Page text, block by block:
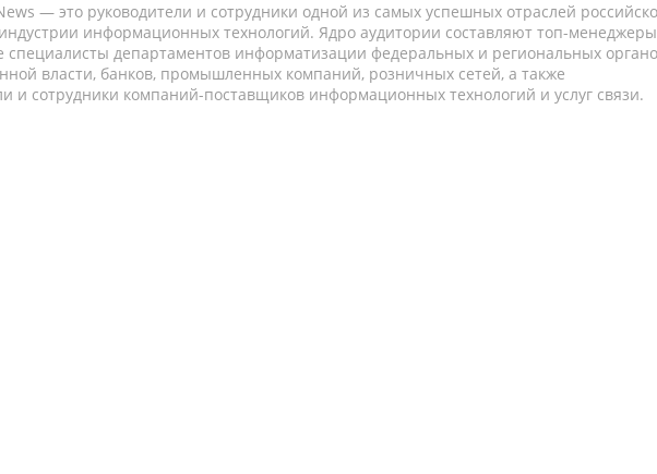
— это руководители и сотрудники одной из самых успешных отраслей
информационных технологий. Ядро аудитории составляют топ-
специалисты департаментов информатизации федеральных и региональных
власти, банков, промышленных компаний, розничных сетей, а также
и сотрудники компаний-поставщиков информационных технологий и услуг связи.